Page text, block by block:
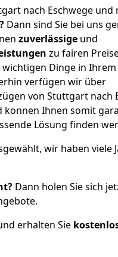
nach Eschwege und
Dann sind Sie bei uns
zuverlässige und
zu fairen
Dinge in
verfügen wir über
von Stuttgart nach
Ihnen somit
Lösung finden
wir haben viele
Dann holen Sie sich
erhalten Sie